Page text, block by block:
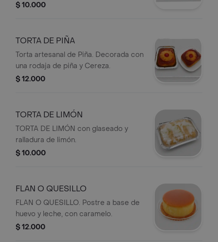
$ 10.000
TORTA DE PIÑA
Torta artesanal de Piña. Decorada con
una rodaja de piña y Cereza.
$ 12.000
TORTA DE LIMÓN
TORTA DE LIMÓN con glaseado y
ralladura de limón.
$ 10.000
FLAN O QUESILLO
FLAN O QUESILLO. Postre a base de
huevo y leche, con caramelo.
$ 12.000